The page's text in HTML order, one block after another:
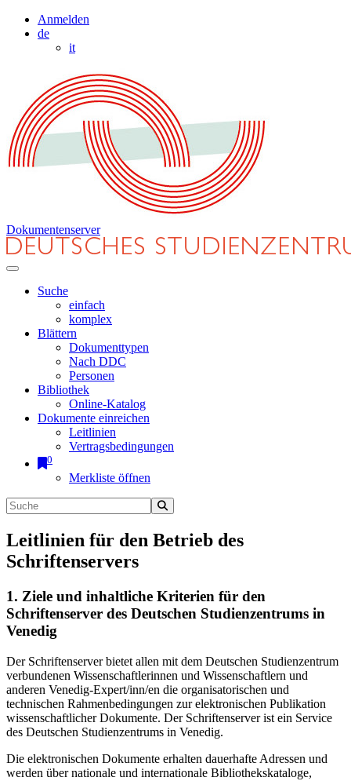
Anmelden
de
it
Dokumentenserver
Suche
einfach
komplex
Blättern
Dokumenttypen
Nach DDC
Personen
Bibliothek
Online-Katalog
Dokumente einreichen
Leitlinien
Vertragsbedingungen
0
Merkliste öffnen
Leitlinien für den Betrieb des
Schriftenservers
1. Ziele und inhaltliche Kriterien für den
Schriftenserver des Deutschen Studienzentrums in
Venedig
Der Schriftenserver bietet allen mit dem Deutschen Studienzentrum
verbundenen Wissenschaftlerinnen und Wissenschaftlern und
anderen Venedig-Expert/inn/en die organisatorischen und
technischen Rahmenbedingungen zur elektronischen Publikation
wissenschaftlicher Dokumente. Der Schriftenserver ist ein Service
des Deutschen Studienzentrums in Venedig.
Die elektronischen Dokumente erhalten dauerhafte Adressen und
werden über nationale und internationale Bibliothekskataloge,